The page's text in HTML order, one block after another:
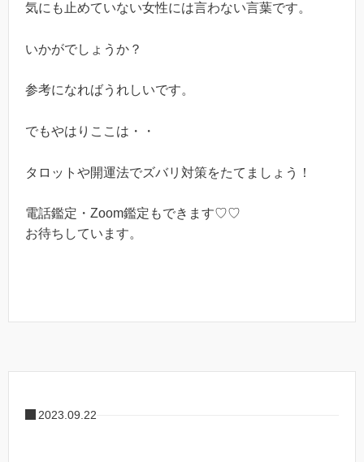
気にも止めていない女性には言わない言葉です。
いかがでしょうか？
参考になればうれしいです。
でもやはりここは・・
タロットや開運法でズバリ対策をたてましょう！
電話鑑定・Zoom鑑定もできます♡♡
お待ちしています。
2023.09.22